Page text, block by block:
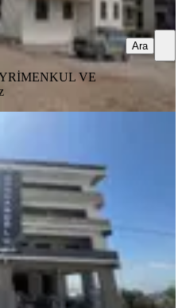
VE
Ara
4+1 Lüx Daire
Kent Mahallesi
1. Kat·17.05.2026
Ciğerlioğlu